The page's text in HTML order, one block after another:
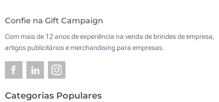
Confie na Gift Campaign
Com mais de 12 anos de experiência na venda de brindes de empresa,
artigos publicitários e merchandising para empresas.
Categorias Populares